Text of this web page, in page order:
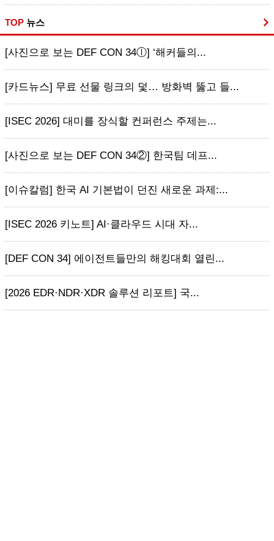
TOP 뉴스
[사진으로 보는 DEF CON 34ⓛ] ‘해커들의...
[카드뉴스] 무료 선물 링크의 덫… 방화벽 뚫고 들...
[ISEC 2026] 대미를 장식할 컨퍼런스 주제는...
[사진으로 보는 DEF CON 34②] 한국팀 데프...
[이슈칼럼] 한국 AI 기본법이 던진 새로운 과제:...
[ISEC 2026 키노트] AI·클라우드 시대 자...
[DEF CON 34] 에이전트들만의 해킹대회 열린...
[2026 EDR·NDR·XDR 솔루션 리포트] 국...